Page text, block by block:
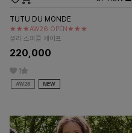
TUTU DU MONDE
★★★AW26 OPEN★★★
셜리 스파클 케이프
220,000
1